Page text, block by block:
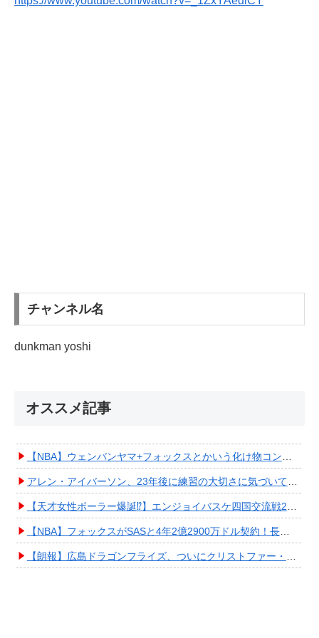
チャンネル名
dunkman yoshi
オススメ記事
【NBA】ウェンバンヤマ+フォックスとかいう化け物コンビが爆誕してしまうwwwwwwwwww
アレン・アイバーソン、23年後に練習の大切さに気づいてしまうwwwwwwwwwwww
【天才女性ボーラー爆誕⁉︎】エンジョイバスケ四国交流戦2025 in 香川③ #エアボーズ #427
【NBA】フォックスがSASと4年2億2900万ドル契約！長期確保しPO進出へ期待高まる
【朗報】広島ドラゴンフライズ、ついにクリストファー・スミス獲得キタ━━━━(ﾟ∀ﾟ)━━━━!!